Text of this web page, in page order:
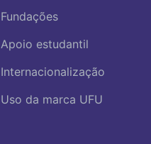
Fundações
Apoio estudantil
Internacionalização
Uso da marca UFU